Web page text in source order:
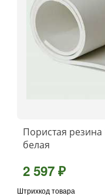
Пористая резина
белая
2 597 ₽
Штрихкод товара